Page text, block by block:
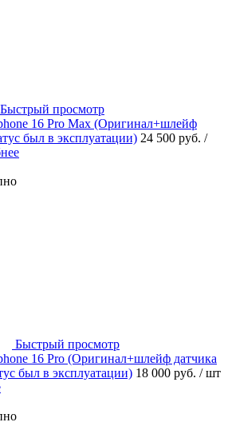
Быстрый просмотр
16 Pro Max (Оригинал+шлейф
был в эксплуатации) 24 500 руб. /
Быстрый просмотр
16 Pro (Оригинал+шлейф датчика
был в эксплуатации) 18 000 руб. / шт